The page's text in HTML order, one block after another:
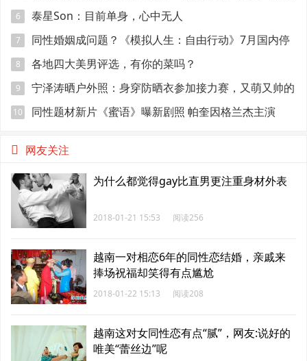
可迷倒不少人
6 泰星Son：目前单身，心中无人
7
同性婚姻成问题？《模拟人生：自由行动》7月国内停
运
8 各地四大美男评选，有你的菜吗？
9
宁泽涛晒户外照：身穿防晒衣参加接力赛，又萌又帅的
包包超可爱
10 同性题材新片《蜜语》曝新剧照 帕奎因格兰杰主演
网友关注
为什么都觉得gay比直男更注重身材外表
2018-01-21 15:53 阅读256
越南一对相恋6年的同性恋结婚，亲戚来
捧场祝福却笑得有点尴尬
2018-01-22 15:13 阅读208
越南这对女同性恋有点“腻”，网友:说好的
唯美“蕾丝边”呢